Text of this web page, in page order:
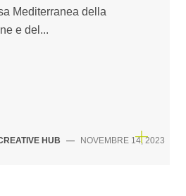
Mediterranea della
e del...
HUB — NOVEMBRE 14, 2023